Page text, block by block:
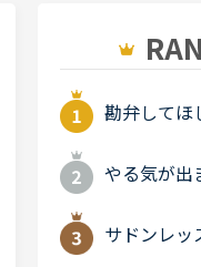
勘弁してほ
やる気が出
サドンレッ